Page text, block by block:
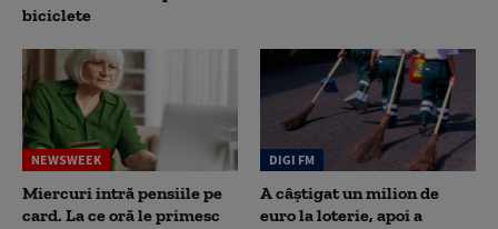
biciclete
NEWSWEEK
Miercuri intră pensiile pe
card. La ce oră le primesc
DIGI FM
A câștigat un milion de
euro la loterie, apoi a